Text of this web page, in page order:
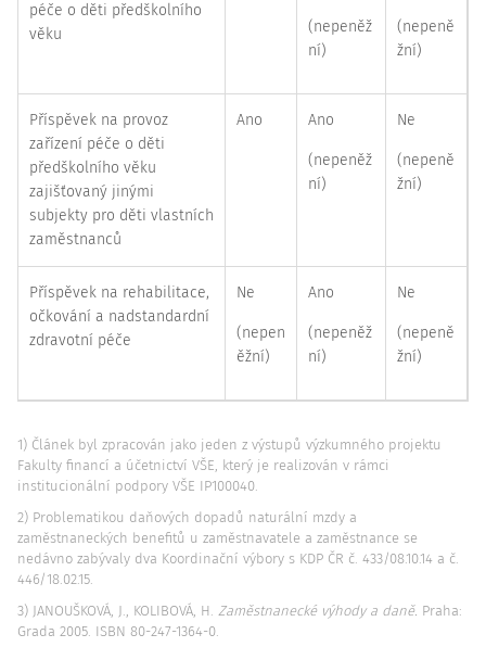
péče o děti předškolního
věku
(nepeněž
ní)
(nepeně
žní)
Příspěvek na provoz
zařízení péče o děti
předškolního věku
zajišťovaný jinými
subjekty pro děti vlastních
zaměstnanců
Ano Ano
(nepeněž
ní)
Ne
(nepeně
žní)
Příspěvek na rehabilitace,
očkování a nadstandardní
zdravotní péče
Ne
(nepen
ěžní)
Ano
(nepeněž
ní)
Ne
(nepeně
žní)
1) Článek byl zpracován jako jeden z výstupů výzkumného projektu
Fakulty financí a účetnictví VŠE, který je realizován v rámci
institucionální podpory VŠE IP100040.
2) Problematikou daňových dopadů naturální mzdy a
zaměstnaneckých benefitů u zaměstnavatele a zaměstnance se
nedávno zabývaly dva Koordinační výbory s KDP ČR č. 433/08.10.14 a č.
446/18.02.15.
3) JANOUŠKOVÁ, J., KOLIBOVÁ, H. Zaměstnanecké výhody a daně. Praha:
Grada 2005. ISBN 80-247-1364-0.